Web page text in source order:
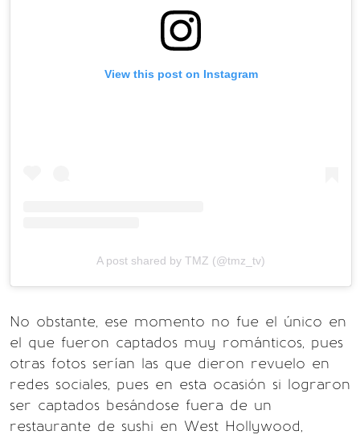
View this post on Instagram
A post shared by TMZ (@tmz_tv)
No obstante, ese momento no fue el único en
el que fueron captados muy románticos, pues
otras fotos serían las que dieron revuelo en
redes sociales, pues en esta ocasión si lograron
ser captados besándose fuera de un
restaurante de sushi en West Hollywood,